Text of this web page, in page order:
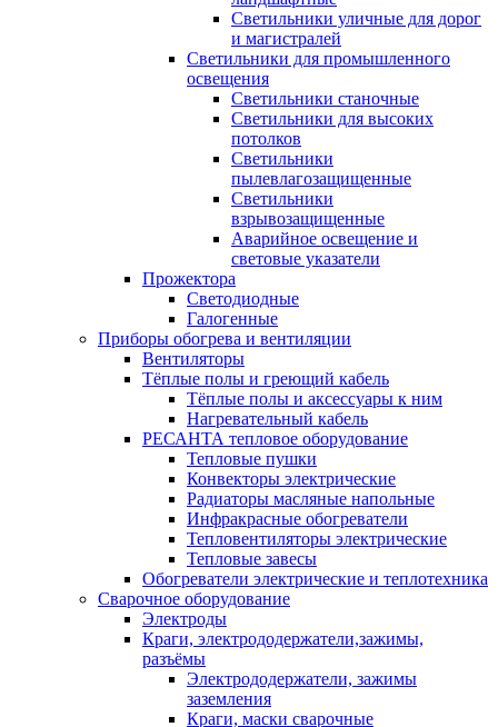
Светильники уличные для дорог
и магистралей
Светильники для промышленного
освещения
Светильники станочные
Светильники для высоких
потолков
Светильники
пылевлагозащищенные
Светильники
взрывозащищенные
Аварийное освещение и
световые указатели
Прожектора
Светодиодные
Галогенные
Приборы обогрева и вентиляции
Вентиляторы
Тёплые полы и греющий кабель
Тёплые полы и аксессуары к ним
Нагревательный кабель
РЕСАНТА тепловое оборудование
Тепловые пушки
Конвекторы электрические
Радиаторы масляные напольные
Инфракрасные обогреватели
Тепловентиляторы электрические
Тепловые завесы
Обогреватели электрические и теплотехника
Сварочное оборудование
Электроды
Краги, электрододержатели,зажимы,
разъёмы
Электрододержатели, зажимы
заземления
Краги, маски сварочные